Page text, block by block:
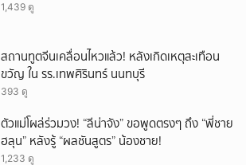
1,439 ดู
สถานทูตจีนเคลื่อนไหวแล้ว! หลังเกิดเหตุสะเทือน
ขวัญ ใน รร.เทพศิรินทร์ นนทบุรี
393 ดู
ตัวแม่โผล่ร่วมวง! “ลีน่าจัง” ขอพูดตรงๆ ถึง “พี่ชาย
ฮลุน” หลังรู้ “ผลชันสูตร” น้องชาย!
1,233 ดู